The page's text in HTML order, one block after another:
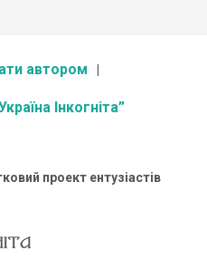
автором
Інкогніта”
проект ентузіастів